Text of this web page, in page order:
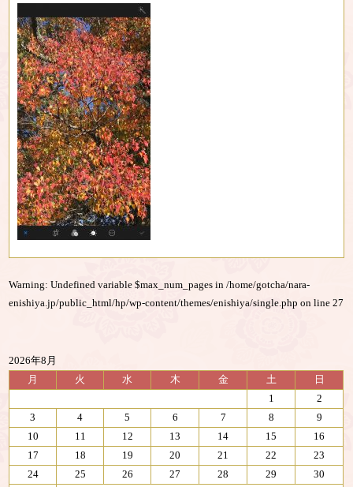
Warning: Undefined variable $max_num_pages in/home/gotcha/nara-
enishiya.jp/public_html/hp/wp-content/themes/enishiya/single.php on line27
2026年8月
月
火 水 木 金 土
日
1
2
3
4 5 6 7 8
9
10
11 12 13 14 15
16
17
18 19 20 21 22
23
24
25 26 27 28 29
30